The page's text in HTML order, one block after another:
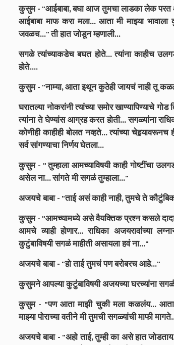
कुसुम - "आईबाबा, बघा आज तुमचा लाडका लेक परत
आईबाबा माफ करा मला... आता मी माझ्या
जवळच..." ती हात जोडून म्हणाली...
सगळे त्यांच्याकडेच बघत होते... त्यांना काहीच
होते....
कुसुम - "नाम्या, आता इथून कुठेही जायचं नाही तू
घरातल्या नोकरांनी त्यांच्या समोर
त्यांना ते घेण्यांस आग्रह करत होती... सगळ्यांना
कोणीही काहीही बोलत नव्हते... त्यांच्या
सर्व सांगण्याचा निर्णय घेतला...
कुसुम - " तुम्हाला आमच्याविषयी काही गोष्टींचा
असेल ना... सांगते मी सगळं तुम्हाला..."
अजयचे बाबा - "ताई असं काही नाही, तुमचे ते
कुसुम - "आमच्यामध्ये असे वैयक्तिक प्रश्न कसले
आमचे व्याही होणार... राधिका अजयरावांच्या
कुटुंबाविषयी सगळं माहीती असायला हवं ना..."
अजयचे बाबा - "हो ताई तुमचं पण बरोबरच आहे..."
कुसुमने आपल्या कुटुंबाविषयी अजयच्या घरच्यांना
कुसुम - "पण आता माझी चुकी मला कळलंय... आता
माझ्या पोराच्या वतीने मी तुमची सगळ्यांची माफी
अजयचे बाबा - "अहो ताई, तुम्ही का असे हात